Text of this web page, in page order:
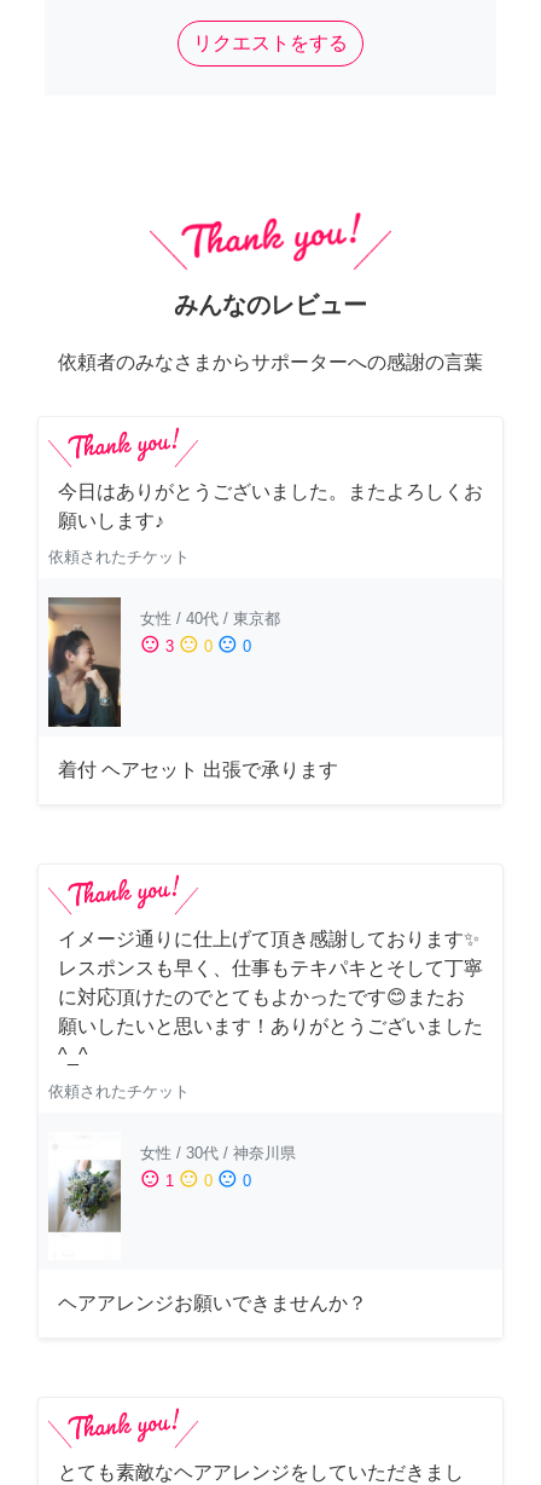
リクエストをする
みんなのレビュー
依頼者のみなさまからサポーターへの感謝の言葉
今日はありがとうございました。またよろしくお
願いします♪
依頼されたチケット
女性 / 40代 / 東京都
sentiment_satisfied 3 sentiment_neutral 0 sentiment_dissatisfied 0
着付 ヘアセット 出張で承ります
イメージ通りに仕上げて頂き感謝しております✨
レスポンスも早く、仕事もテキパキとそして丁寧
に対応頂けたのでとてもよかったです😊またお
願いしたいと思います！ありがとうございました
^_^
依頼されたチケット
女性 / 30代 / 神奈川県
sentiment_satisfied 1 sentiment_neutral 0 sentiment_dissatisfied 0
ヘアアレンジお願いできませんか？
とても素敵なヘアアレンジをしていただきまし